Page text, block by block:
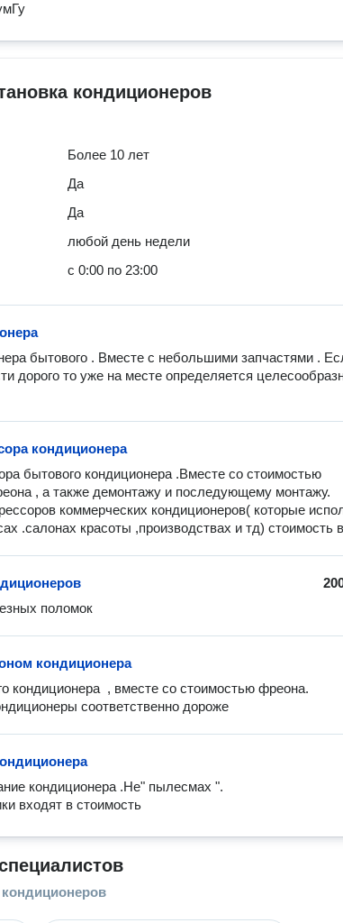
кондиционеров
Более 10 лет
Да
Да
любой день недели
с 0:00 по 23:00
бытового . Вместе с небольшими запчастями .
дорого то уже на месте определяется
кондиционера
бытового кондиционера .Вместе со стоимостью
, а также демонтажу и последующему монтажу.
коммерческих кондиционеров( которые
.салонах красоты ,производствах и тд) стоимость
поломок
кондиционера
кондиционера  , вместе со стоимостью фреона.
соответственно дороже
кондиционера .Не" пылесмах ".
входят в стоимость
кондиционеров